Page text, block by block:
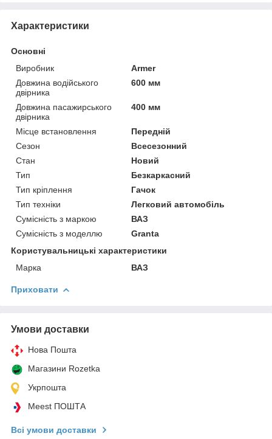
Характеристики
Основні
Виробник
Armer
Довжина водійського
двірника
600 мм
Довжина пасажирського
двірника
400 мм
Місце встановлення
Передній
Сезон
Всесезонний
Стан
Новий
Тип
Безкаркасний
Тип кріплення
Гачок
Тип техніки
Легковий автомобіль
Сумісність з маркою
ВАЗ
Сумісність з моделлю
Granta
Користувальницькі характеристики
Марка
ВАЗ
Приховати
Умови доставки
Нова Пошта
Магазини Rozetka
Укрпошта
Meest ПОШТА
Всі умови доставки